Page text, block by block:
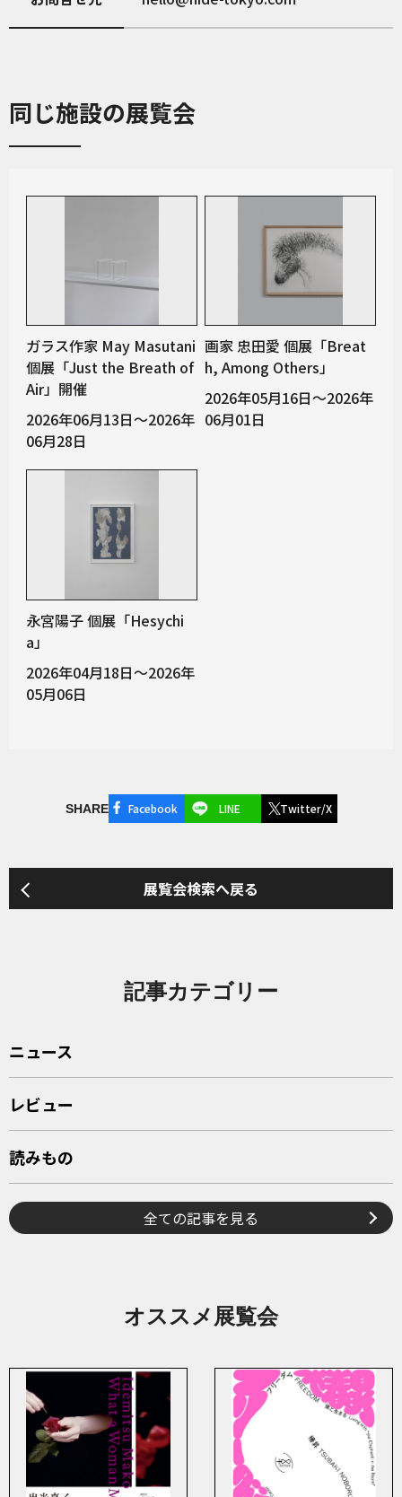
同じ施設の展覧会
ガラス作家 May Masutani
個展「Just the Breath of
Air」開催
2026年06月13日～2026年
06月28日
画家 忠田愛 個展「Breat
h, Among Others」
2026年05月16日～2026年
06月01日
永宮陽子 個展「Hesychi
a」
2026年04月18日～2026年
05月06日
SHARE Facebook LINE Twitter/X
展覧会検索へ戻る
記事カテゴリー
ニュース
レビュー
読みもの
全ての記事を見る
オススメ展覧会